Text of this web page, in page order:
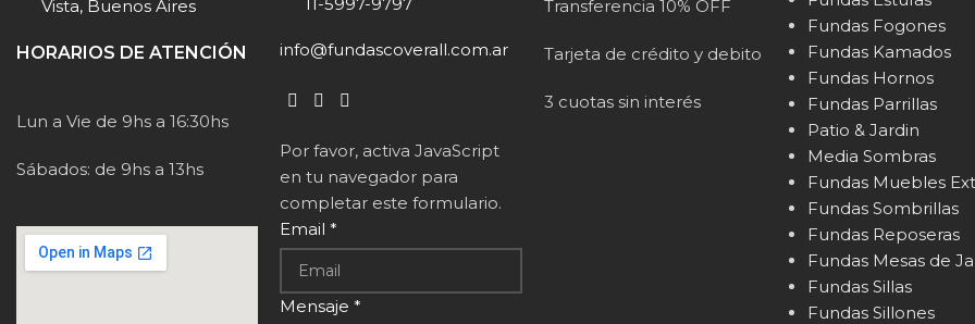
Vista, Buenos Aires
HORARIOS DE ATENCIÓN
Lun a Vie de 9hs a 16:30hs
Sábados: de 9hs a 13hs
info@fundascoverall.com.ar
Por favor, activa JavaScript
en tu navegador para
completar este formulario.
Email*
Mensaje*
Transferencia 10% OFF
Tarjeta de crédito y debito
3 cuotas sin interés
Fundas Fogones
Fundas Kamados
Fundas Hornos
Fundas Parrillas
Patio & Jardin
Media Sombras
Fundas Muebles
Fundas Sombrillas
Fundas Reposeras
Fundas Mesas de
Fundas Sillas
Fundas Sillones